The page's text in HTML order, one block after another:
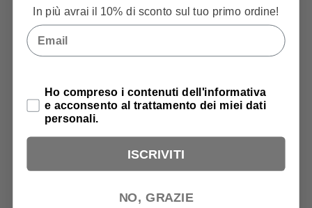
In più avrai il 10% di sconto sul tuo primo ordine!
Email
Privacy Policy
Ho compreso i contenuti dell'informativa
e acconsento al trattamento dei miei dati
personali.
ISCRIVITI
NO, GRAZIE